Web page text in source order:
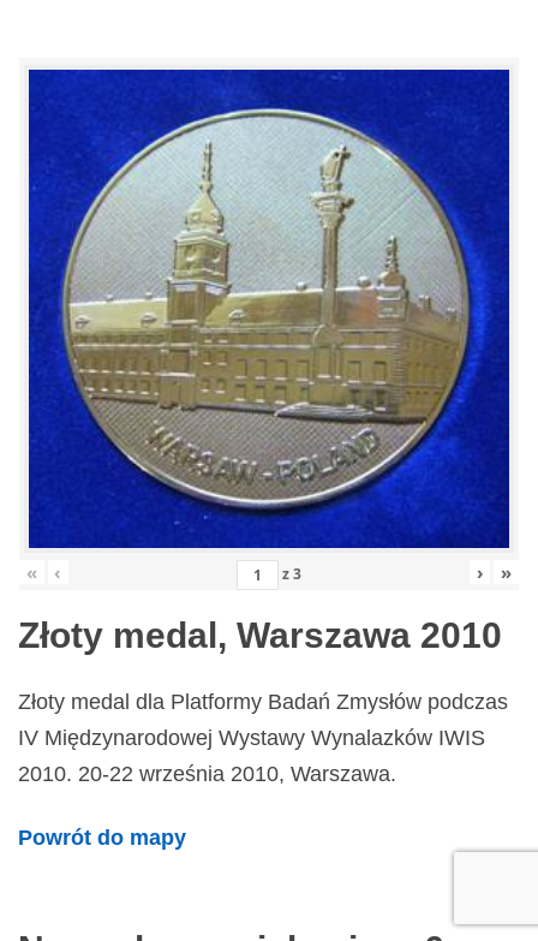
« ‹ z3 › »
Złoty medal, Warszawa 2010
Złoty medal dla Platformy Badań Zmysłów podczas
IV Międzynarodowej Wystawy Wynalazków IWIS
2010. 20-22 września 2010, Warszawa.
Powrót do mapy